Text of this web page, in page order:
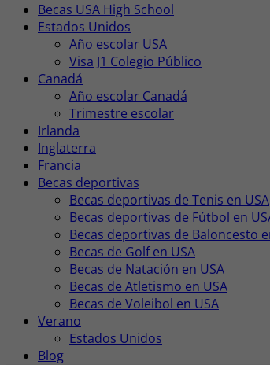
Becas USA High School
Estados Unidos
Año escolar USA
Visa J1 Colegio Público
Canadá
Año escolar Canadá
Trimestre escolar
Irlanda
Inglaterra
Francia
Becas deportivas
Becas deportivas de Tenis en USA
Becas deportivas de Fútbol en
Becas deportivas de Baloncesto
Becas de Golf en USA
Becas de Natación en USA
Becas de Atletismo en USA
Becas de Voleibol en USA
Verano
Estados Unidos
Blog